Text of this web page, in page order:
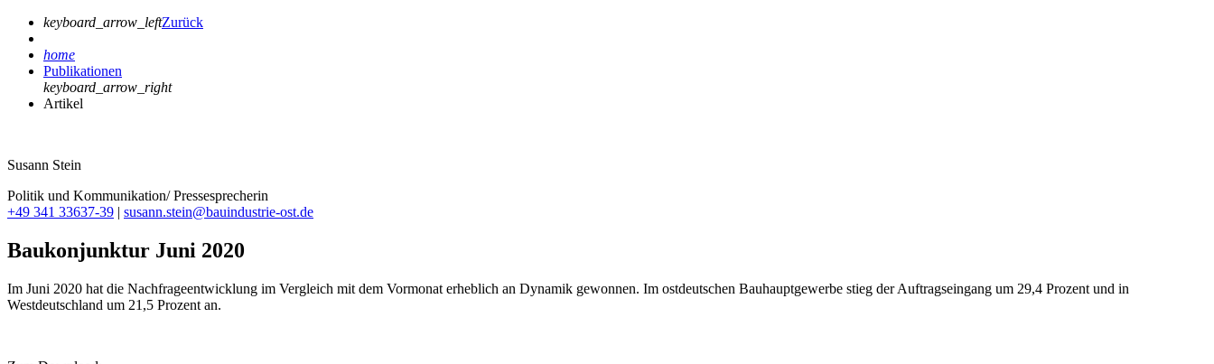
keyboard_arrow_leftZurück
home
Publikationen
keyboard_arrow_right
Artikel
Susann Stein
Politik und Kommunikation/ Pressesprecherin
+49 341 33637-39 | susann.stein@bauindustrie-ost.de
Baukonjunktur Juni 2020
Im Juni 2020 hat die Nachfrageentwicklung im Vergleich mit dem Vormonat erheblich an Dynamik gewonnen. Im ostdeutschen Bauhauptgewerbe stieg der Auftragseingang um 29,4 Prozent und in
Westdeutschland um 21,5 Prozent an.